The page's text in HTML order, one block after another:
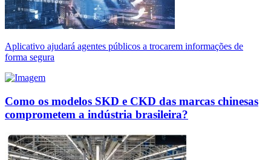
Aplicativo ajudará agentes públicos a trocarem informações de
forma segura
Como os modelos SKD e CKD das marcas chinesas
comprometem a indústria brasileira?